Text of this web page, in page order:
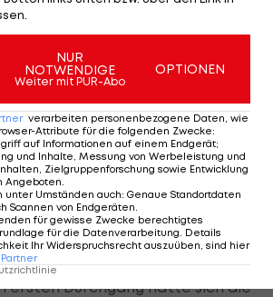
so da, da verkopft man dann
es kommende Woche ein paar
in Seefeld und Planica
positiv bleiben, weiterarbeiten.
man vom Fokus bei sich bleibt.
gutes Material, sprungtechnisch
Energie rein. Man muss schauen,
wie möglich aus dem leichten
ersten Durchgang hatte sich die
NUR
NOTWENDIGE
Weiter mit PUR-Abo
OPTIONEN
verarbeiten personenbezogene Daten, wie
Attribute für die folgenden Zwecke:
auf Informationen auf einem Endgerät;
und Inhalte, Messung von Werbeleistung und
Zielgruppenforschung sowie Entwicklung
Angeboten.
unter Umständen auch: Genaue Standortdaten
Scannen von Endgeräten.
für gewisse Zwecke berechtigtes
für die Datenverarbeitung. Details
Ihr Widerspruchsrecht auszuüben, sind hier
Partner